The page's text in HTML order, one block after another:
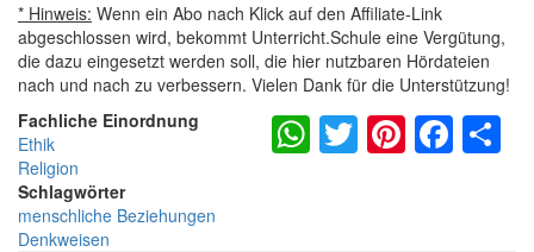
* Hinweis: Wenn ein Abo nach Klick auf den Affiliate-Link
abgeschlossen wird, bekommt Unterricht.Schule eine Vergütung,
die dazu eingesetzt werden soll, die hier nutzbaren Hördateien
nach und nach zu verbessern. Vielen Dank für die Unterstützung!
Fachliche Einordnung
Ethik
Religion
Schlagwörter
menschliche Beziehungen
Denkweisen
WhatsApp
Twitter